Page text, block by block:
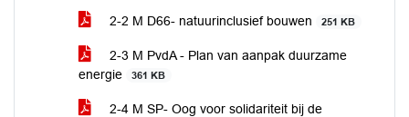
2-2 M D66- natuurinclusief bouwen 251 KB
2-3 M PvdA - Plan van aanpak duurzame
energie
361 KB
2-4 M SP- Oog voor solidariteit bij de